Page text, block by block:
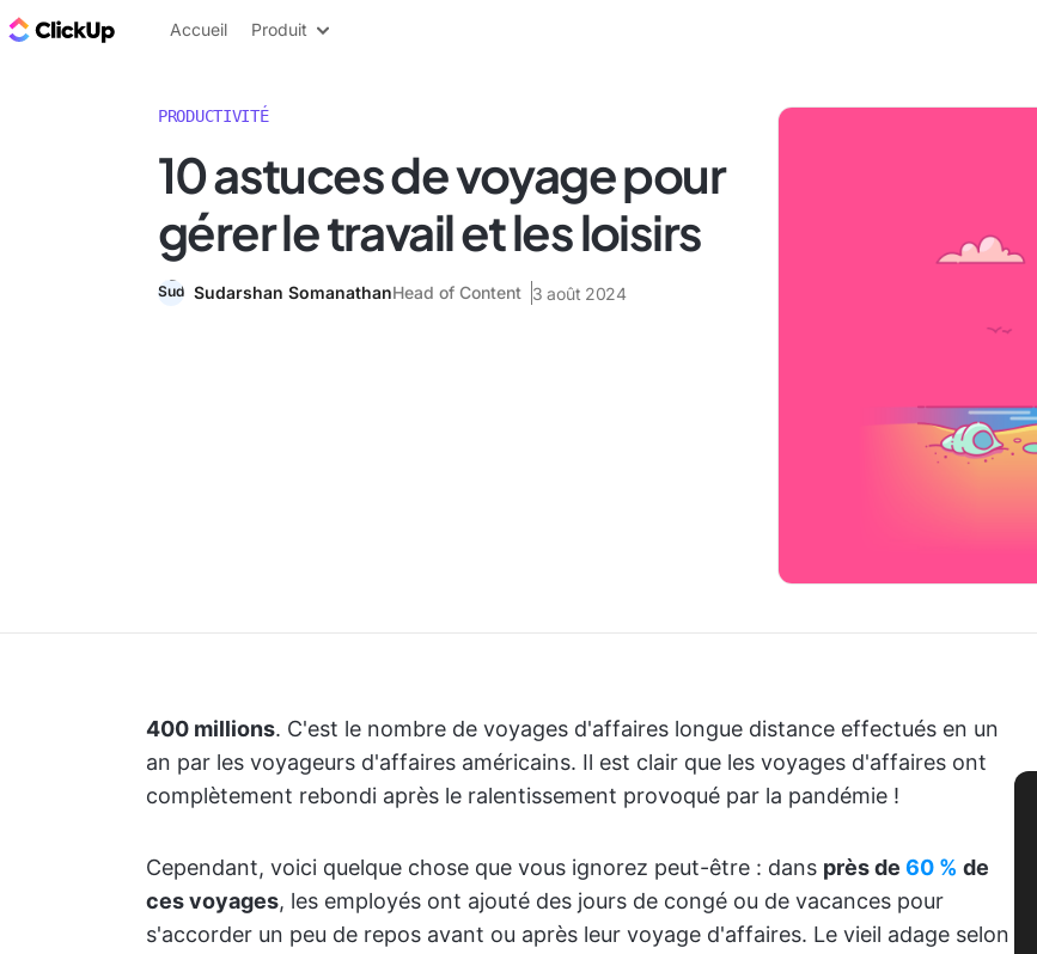
ClickUp Blog
Accueil Produit
PRODUCTIVITÉ
10 astuces de voyage pour
gérer le travail et les loisirs
Sudarshan SomanathanHead of Content 3 août 2024
400 millions. C'est le nombre de voyages d'affaires longue distance effectués en un
an par les voyageurs d'affaires américains. Il est clair que les voyages d'affaires ont
complètement rebondi après le ralentissement provoqué par la pandémie !
Cependant, voici quelque chose que vous ignorez peut-être : dans près de 60 % de
ces voyages, les employés ont ajouté des jours de congé ou de vacances pour
s'accorder un peu de repos avant ou après leur voyage d'affaires. Le vieil adage selon